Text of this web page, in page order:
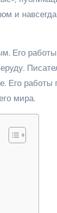
и
Его
Его работы
мира.